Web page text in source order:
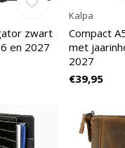
zwart
en 2027
Kalpa
Compact
met
2027
€39,95